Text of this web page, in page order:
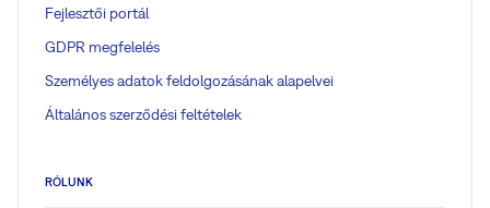
Fejlesztői portál
GDPR megfelelés
Személyes adatok feldolgozásának alapelvei
Általános szerződési feltételek
RÓLUNK